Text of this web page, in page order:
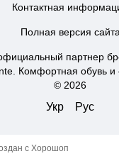
Контактная
Полная версия сайта
партнер
Комфортная обувь и
© 2026
Укр Рус
с Хорошоп